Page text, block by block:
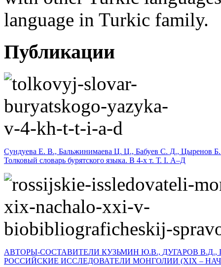
language in Turkic family.
Публикации
Сундуева Е. В., Бальжинимаева Ц. Ц., Бабуев С. Д., Цыренов
Толковый словарь бурятского языка. В 4-х т. Т. I. А–Д
АВТОРЫ-СОСТАВИТЕЛИ КУЗЬМИН Ю.В., ДУГАРОВ
РОССИЙСКИЕ ИССЛЕДОВАТЕЛИ МОНГОЛИИ (XIX –